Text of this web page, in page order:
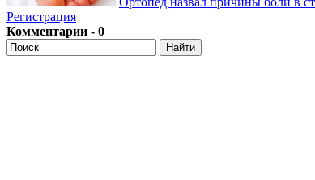
Регистрация
Комментарии - 0